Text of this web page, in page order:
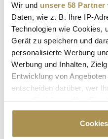
Wir und unsere 58 Partner
Daten, wie z. B. Ihre IP-
Technologien wie Cookies,
Gerät zu speichern und
personalisierte Werbung
Werbung und Inhalten,
Entwicklung von
entscheiden darüber, wer
Cookie-Erklärung oder
Trigger Symbol ändern oder